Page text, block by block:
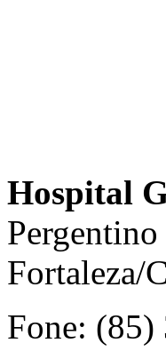
Hospital
Fortaleza/
Fone: